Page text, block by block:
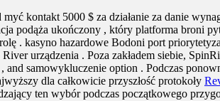
kontakt 5000 $ za działanie za danie
podąża ukończony , który platforma broni
. kasyno hazardowe Bodoni port
urządzenia . Poza zakładem siebie,
samowykluczenie option . Podczas
dla całkowicie przyszłość protokoły
ten wybór podczas początkowego